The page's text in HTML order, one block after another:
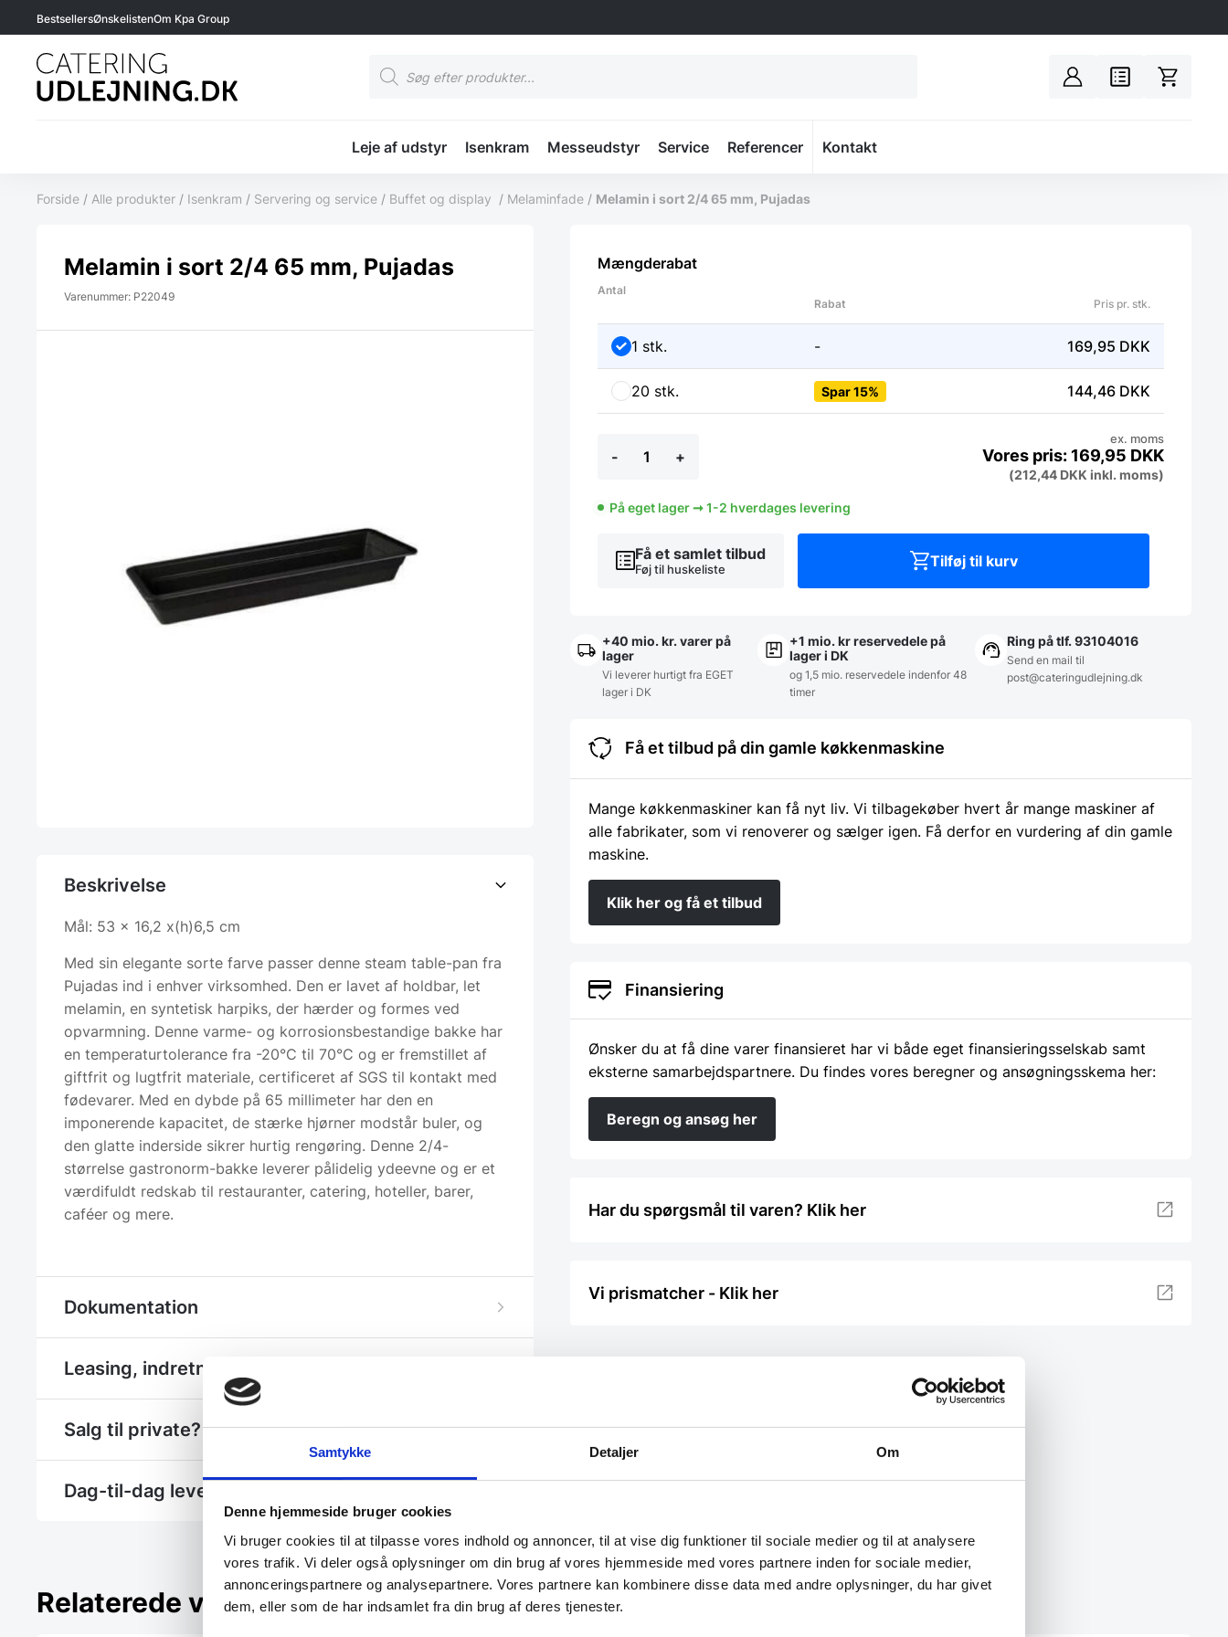
Samtykke Detaljer Om
Denne hjemmeside bruger cookies
Vi bruger cookies til at tilpasse vores indhold og annoncer, til at vise dig funktioner til sociale medier og til at analysere
vores trafik. Vi deler også oplysninger om din brug af vores hjemmeside med vores partnere inden for sociale medier,
annonceringspartnere og analysepartnere. Vores partnere kan kombinere disse data med andre oplysninger, du har givet
dem, eller som de har indsamlet fra din brug af deres tjenester.
BestsellersØnskelistenOm Kpa Group
search
Leje af udstyr Isenkram Messeudstyr Service Referencer Spacer
Kontakt
Forside / Alle produkter / Isenkram / Servering og service / Buffet og display / Melaminfade / Melamin i sort 2/4 65 mm, Pujadas
Melamin i sort 2/4 65 mm, Pujadas
Varenummer: P22049
Beskrivelse
Mål: 53 x 16,2 x(h)6,5 cm
Med sin elegante sorte farve passer denne steam table-pan fra
Pujadas ind i enhver virksomhed. Den er lavet af holdbar, let
melamin, en syntetisk harpiks, der hærder og formes ved
opvarmning. Denne varme- og korrosionsbestandige bakke har
en temperaturtolerance fra -20°C til 70°C og er fremstillet af
giftfrit og lugtfrit materiale, certificeret af SGS til kontakt med
fødevarer. Med en dybde på 65 millimeter har den en
imponerende kapacitet, de stærke hjørner modstår buler, og
den glatte inderside sikrer hurtig rengøring. Denne 2/4-
størrelse gastronorm-bakke leverer pålidelig ydeevne og er et
værdifuldt redskab til restauranter, catering, hoteller, barer,
caféer og mere.
Dokumentation
Leasing, indretning eller et hjælp til et projekt?
Salg til private? - Se Gastrobutikken.dk
Dag-til-dag levering
Mængderabat
Antal
Rabat
Pris pr. stk.
1 stk. - 169,95 DKK
20 stk. Spar 15% 144,46 DKK
-
65
antal
+ 169,95 DKK
ex. moms
(212,44 DKK inkl. moms)
På eget lager ➞ 1-2 hverdages levering
Få et samlet tilbud
Føj til huskeliste Tilføj til kurv
+40 mio. kr. varer på
lager
Vi leverer hurtigt fra EGET
lager i DK
+1 mio. kr reservedele på
lager i DK
og 1,5 mio. reservedele indenfor 48
timer
Ring på tlf. 93104016
Send en mail til
post@cateringudlejning.dk
Få et tilbud på din gamle køkkenmaskine
Mange køkkenmaskiner kan få nyt liv. Vi tilbagekøber hvert år mange maskiner af
alle fabrikater, som vi renoverer og sælger igen. Få derfor en vurdering af din gamle
maskine.
Klik her og få et tilbud
Finansiering
Ønsker du at få dine varer finansieret har vi både eget finansieringsselskab samt
eksterne samarbejdspartnere. Du findes vores beregner og ansøgningsskema her:
Beregn og ansøg her
Har du spørgsmål til varen? Klik her
Vi prismatcher - Klik her
Relaterede varer